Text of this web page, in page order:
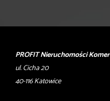
PROFIT Nieruchomości
ul. Cicha 20
40-116 Katowice